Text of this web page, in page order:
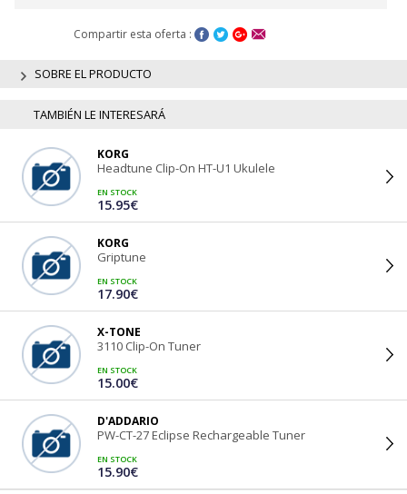
Compartir esta oferta :
SOBRE EL PRODUCTO
TAMBIÉN LE INTERESARÁ
KORG
Headtune Clip-On HT-U1 Ukulele
EN STOCK
15.95€
KORG
Griptune
EN STOCK
17.90€
X-TONE
3110 Clip-On Tuner
EN STOCK
15.00€
D'ADDARIO
PW-CT-27 Eclipse Rechargeable Tuner
EN STOCK
15.90€